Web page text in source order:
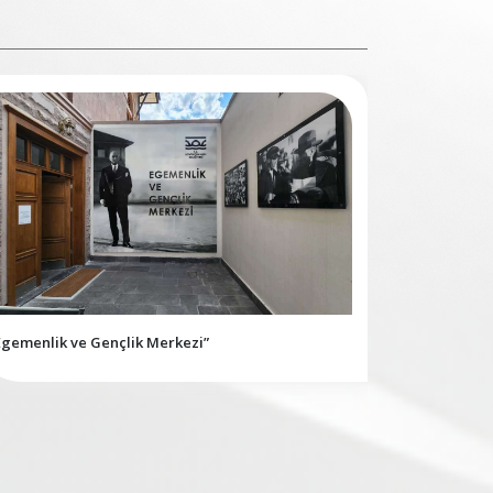
ve Gençlik Merkezi”